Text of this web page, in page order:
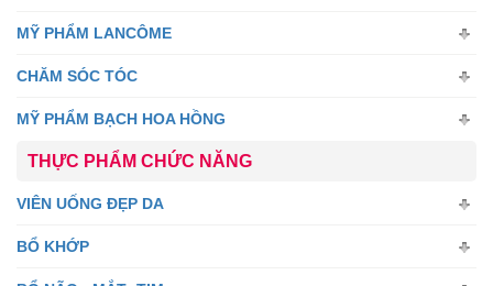
MỸ PHẨM LANCÔME
CHĂM SÓC TÓC
MỸ PHẨM BẠCH HOA HỒNG
THỰC PHẨM CHỨC NĂNG
VIÊN UỐNG ĐẸP DA
BỔ KHỚP